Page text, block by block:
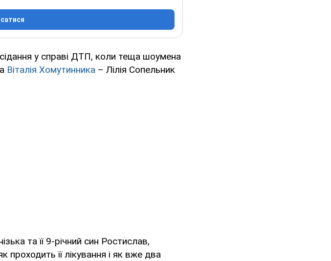
у справі ДТП, коли теща шоумена
Віталія Хомутинника – Лілія Сопельник
та її 9-річний син Ростислав,
проходить її лікування і як вже два